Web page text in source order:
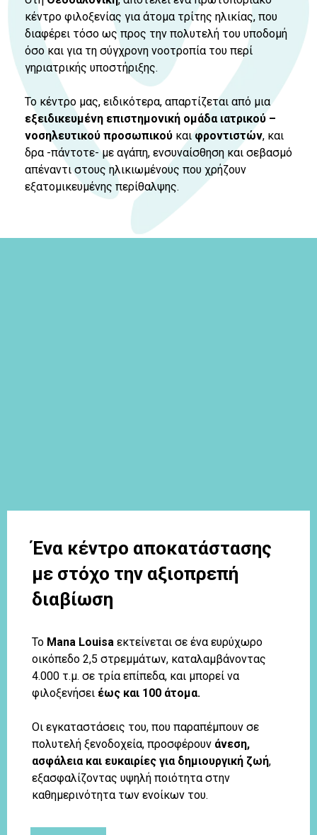
κέντρο φιλοξενίας για άτομα τρίτης ηλικίας, που
διαφέρει τόσο ως προς την πολυτελή του υποδομή
όσο και για τη σύγχρονη νοοτροπία του περί
γηριατρικής υποστήριξης.
Το κέντρο μας, ειδικότερα, απαρτίζεται από μια
εξειδικευμένη επιστημονική ομάδα ιατρικού –
νοσηλευτικού προσωπικού καιφροντιστών, και
δρα -πάντοτε- με αγάπη, ενσυναίσθηση και σεβασμό
απέναντι στους ηλικιωμένους που χρήζουν
εξατομικευμένης περίθαλψης.
Ένα κέντρο αποκατάστασης
με στόχο την αξιοπρεπή
διαβίωση
Το Mana Louisa εκτείνεται σε ένα ευρύχωρο
οικόπεδο 2,5 στρεμμάτων, καταλαμβάνοντας
4.000 τ.μ. σε τρία επίπεδα, και μπορεί να
φιλοξενήσει έως και 100 άτομα.
Οι εγκαταστάσεις του, που παραπέμπουν σε
πολυτελή ξενοδοχεία, προσφέρουν άνεση,
ασφάλεια και ευκαιρίες για δημιουργική ζωή,
εξασφαλίζοντας υψηλή ποιότητα στην
καθημερινότητα των ενοίκων του.